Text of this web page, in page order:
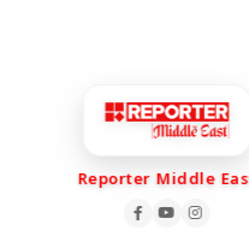
Reporter Middle East